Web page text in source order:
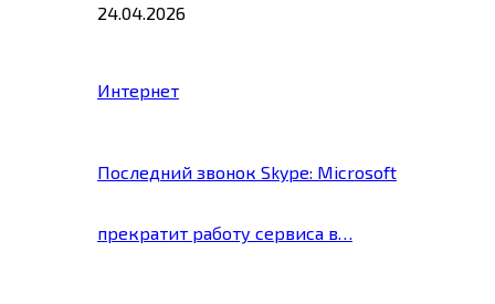
24.04.2026
Интернет
Последний звонок Skype: Microsoft
прекратит работу сервиса в…